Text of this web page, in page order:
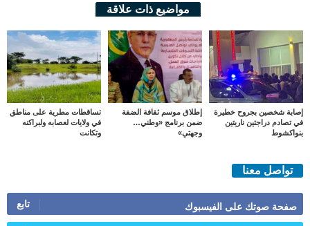
مواضيع ذات علاقة
إصابة شخصين بجروح خطيرة
في تصادم دراجتين ناريتين
بنواكشوط
إطلاق موسم ثقافة الضفة
ضمن برنامج «وطني…
وجهتي»
تساقطات مطرية على مناطق
في ولايات لعصابه ولبراكنه
وتكانت
تواصل معنا
صفحة صوتك على الفيسبوك تابع